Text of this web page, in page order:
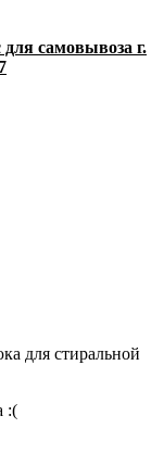
самовывоза г.
для стиральной
:(